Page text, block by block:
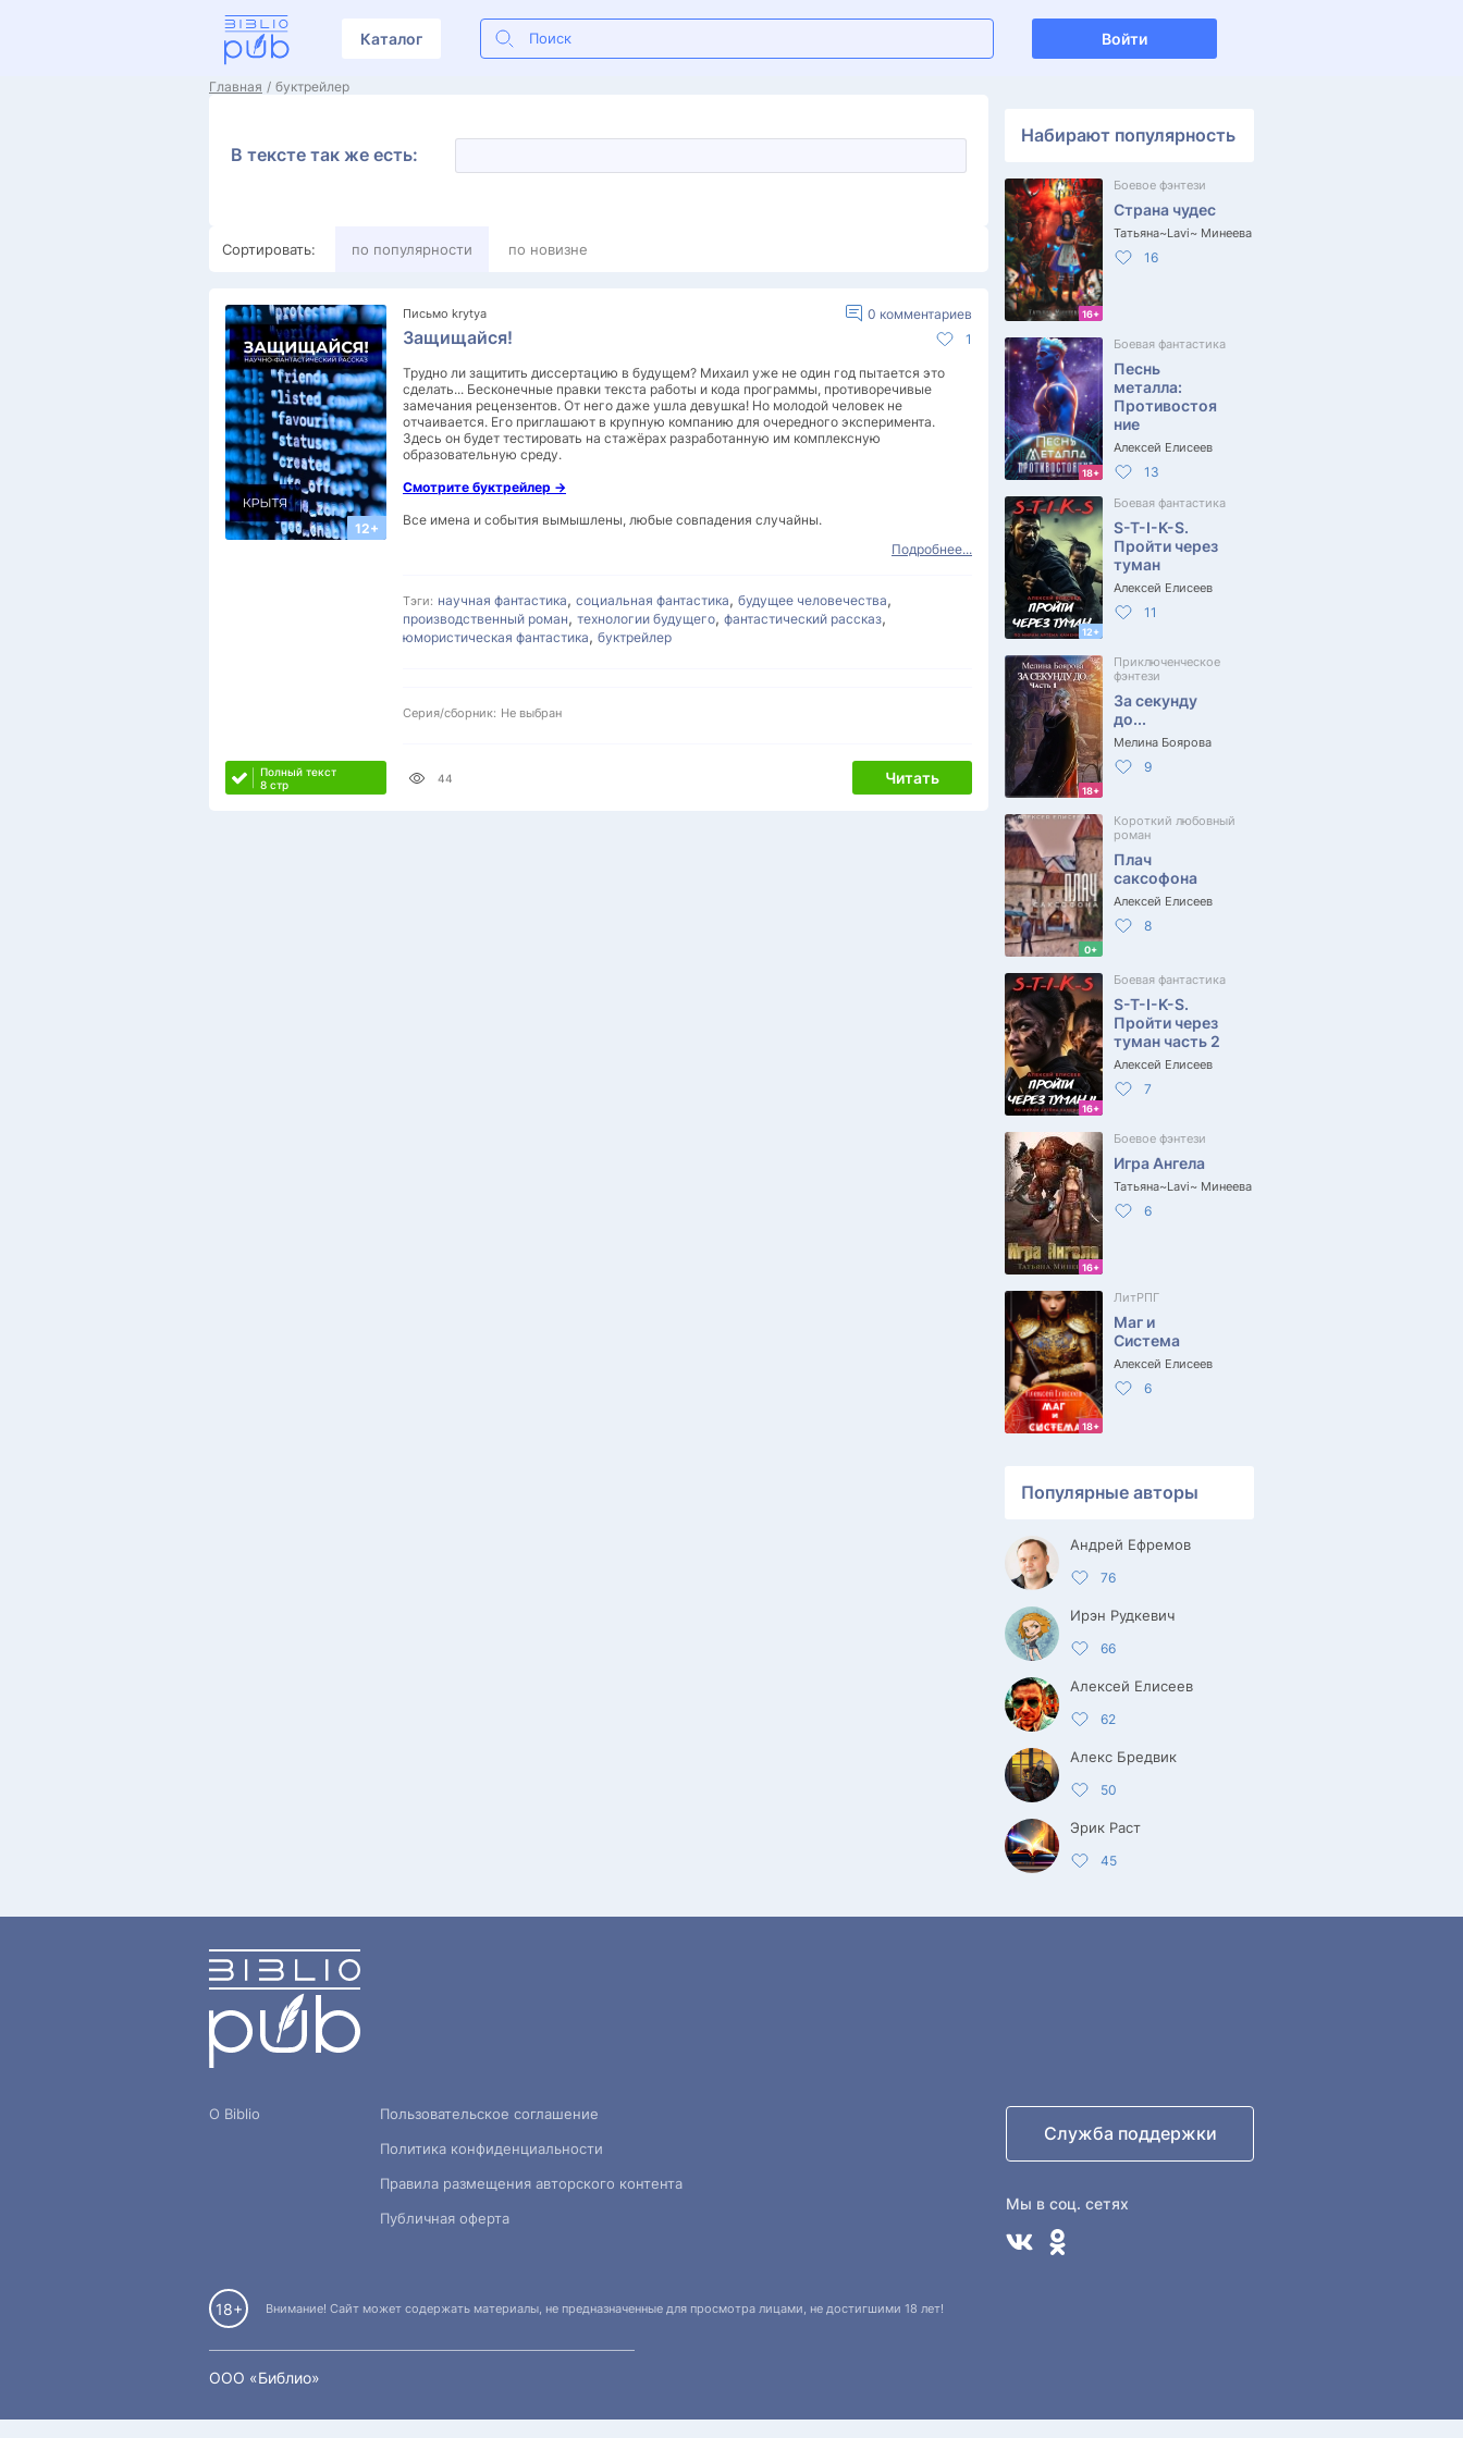
Каталог Войти
Главная буктрейлер
В тексте так же есть:
Сортировать: по популярности по новизне
12+
Письмо krytya 0 комментариев
Защищайся! 1
Трудно ли защитить диссертацию в будущем? Михаил уже не один год пытается это
сделать... Бесконечные правки текста работы и кода программы, противоречивые
замечания рецензентов. От него даже ушла девушка! Но молодой человек не
отчаивается. Его приглашают в крупную компанию для очередного эксперимента.
Здесь он будет тестировать на стажёрах разработанную им комплексную
образовательную среду.
Смотрите буктрейлер ->
Все имена и события вымышлены, любые совпадения случайны.
Подробнее...
Тэги: научная фантастика, социальная фантастика, будущее человечества,
производственный роман, технологии будущего, фантастический рассказ,
юмористическая фантастика, буктрейлер
Серия/сборник: Не выбран
Полный текст
8 стр
44 Читать
Набирают популярность
16+
Боевое фэнтези
Страна чудес
Татьяна~Lavi~ Минеева
16
18+
Боевая фантастика
Песнь
металла:
Противостоя
ние
Алексей Елисеев
13
12+
Боевая фантастика
S-T-I-K-S.
Пройти через
туман
Алексей Елисеев
11
18+
Приключенческое
фэнтези
За секунду
до...
Мелина Боярова
9
0+
Короткий любовный
роман
Плач
саксофона
Алексей Елисеев
8
16+
Боевая фантастика
S-T-I-K-S.
Пройти через
туман часть 2
Алексей Елисеев
7
16+
Боевое фэнтези
Игра Ангела
Татьяна~Lavi~ Минеева
6
18+
ЛитРПГ
Маг и
Система
Алексей Елисеев
6
Популярные авторы
Андрей Ефремов
76
Ирэн Рудкевич
66
Алексей Елисеев
62
Алекс Бредвик
50
Эрик Раст
45
О Biblio
Пользовательское соглашение
Политика конфиденциальности
Правила размещения авторского контента
Публичная оферта
Служба поддержки
Мы в соц. сетях
18+ Внимание! Сайт может содержать материалы, не предназначенные для просмотра лицами, не достигшими 18 лет!
OOO «Библио»